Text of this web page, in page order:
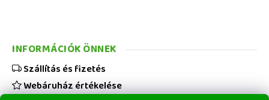
INFORMÁCIÓK ÖNNEK
Szállítás és fizetés
Webáruház értékelése